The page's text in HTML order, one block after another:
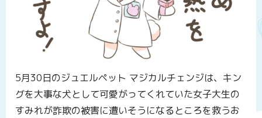
5月30日のジュエルペット マジカルチェンジは、キン
グを大事な犬として可愛がってくれていた女子大生の
すみれが詐欺の被害に遭いそうになるところを救うお